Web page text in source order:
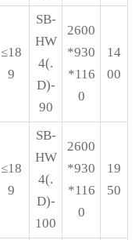
≤18
9
SB-
HW
4(.
D)-
90
2600
*930
*116
0
14
00
≤18
9
SB-
HW
4(.
D)-
100
2600
*930
*116
0
19
50